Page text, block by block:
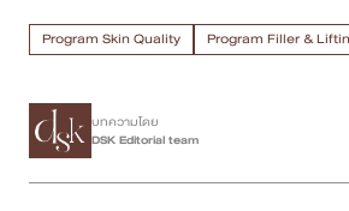
Program Body Confidence
แพทย์ของเรา
เคสรีวิว
Program Skin Quality Program Filler &
บทความโดย
DSK Editorial team